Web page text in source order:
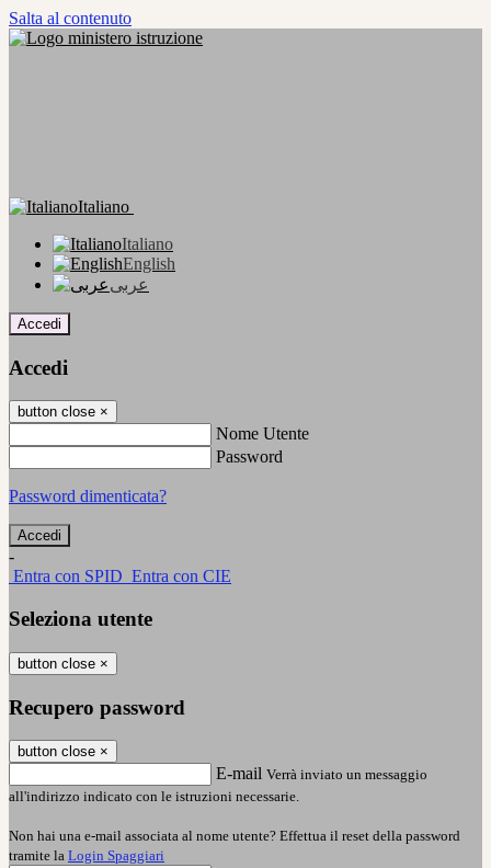
Salta al contenuto
Italiano
Italiano
English
عربى
Accedi
Accedi
button close ×
Nome Utente
Password
Password dimenticata?
-
Entra con SPID Entra con CIE
Seleziona utente
button close ×
Recupero password
button close ×
E-mail Verrà inviato un messaggio
all'indirizzo indicato con le istruzioni necessarie.
Non hai una e-mail associata al nome utente? Effettua il reset della password
tramite la Login Spaggiari